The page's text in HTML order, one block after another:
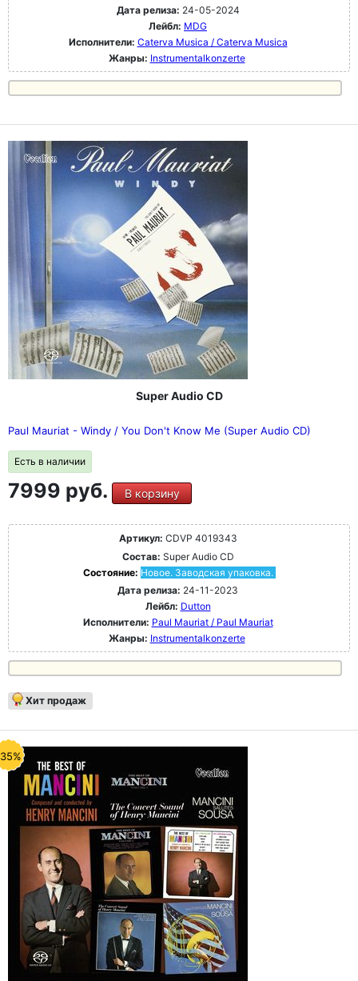
Дата релиза: 24-05-2024
Лейбл: MDG
Исполнители: Caterva Musica / Caterva Musica
Жанры: Instrumentalkonzerte
Super Audio CD
Paul Mauriat - Windy / You Don't Know Me (Super Audio CD)
Есть в наличии
7999 руб. В корзину
Артикул: CDVP 4019343
Состав: Super Audio CD
Состояние: Новое. Заводская упаковка.
Дата релиза: 24-11-2023
Лейбл: Dutton
Исполнители: Paul Mauriat / Paul Mauriat
Жанры: Instrumentalkonzerte
Хит продаж